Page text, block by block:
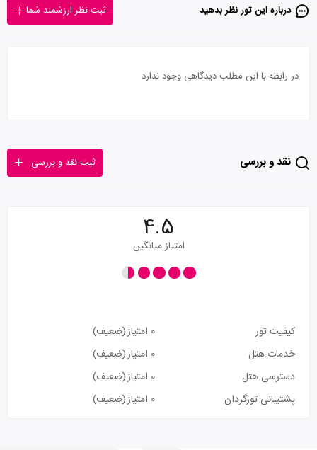
درباره این تور‌ نظر بدهید ثبت نظر ارزشمند شما
در رابطه با این مطلب دیدگاهی وجود ندارد
نقد و بررسی ثبت نقد و بررسی
4.5
امتیاز میانگین
کیفیت تور 0 امتیاز
(ضعیف)
خدمات هتل
0 امتیاز
(ضعیف)
دسترسی هتل
0 امتیاز
(ضعیف)
پشتیبانی تورگردان
0 امتیاز (ضعیف)